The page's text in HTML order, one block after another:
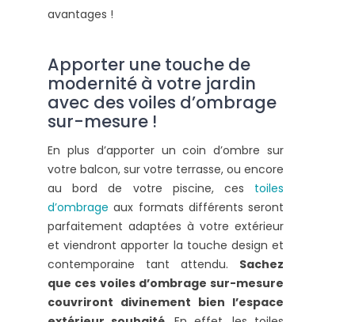
avantages !
Apporter une touche de
modernité à votre jardin
avec des voiles d’ombrage
sur-mesure !
En plus d’apporter un coin d’ombre sur
votre balcon, sur votre terrasse, ou encore
au bord de votre piscine, ces toiles
d’ombrage aux formats différents seront
parfaitement adaptées à votre extérieur
et viendront apporter la touche design et
contemporaine tant attendu. Sachez
que ces voiles d’ombrage sur-mesure
couvriront divinement bien l’espace